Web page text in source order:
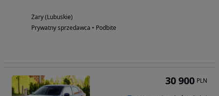
Żary (Lubuskie)
Prywatny sprzedawca • Podbite
30 900 PLN